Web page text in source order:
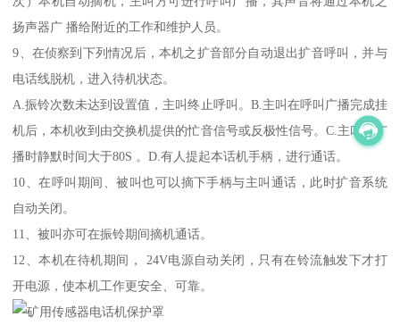
扬声器广 播给附近的工作和维护人员。
9、在侦察到下列情况后，本机之扩音部分自动退出扩音呼叫，并与
电话线脱机，进入待机状态。
A.振铃次数未达到设置值，主叫终止呼叫。B.主叫在呼叫广播完成挂
机后，本机收到由交换机提供的忙音信号或反极性信号。C.主叫在广
播时静默时间大于80S 。D.有人提起本话机手柄，进行通话。
10、在呼叫期间、被叫也可以摘下手柄与主叫通话，此时扩音系统
自动关闭。
11、被叫亦可在振铃期间摘机通话。
12、本机在待机期间， 24V电源自动关闭，只有在铃流触发下才打
开电源，使本机工作更安全、可靠。